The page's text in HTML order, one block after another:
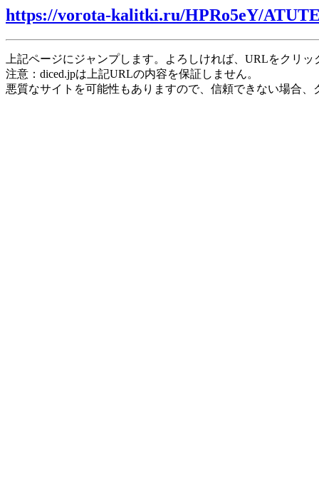
https://vorota-kalitki.ru/HPRo5eY/
上記ページにジャンプします。よろしければ、URLをクリ
注意：diced.jpは上記URLの内容を保証しません。
悪質なサイトを可能性もありますので、信頼できない場合、